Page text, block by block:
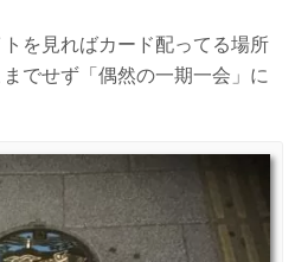
を見ればカード配ってる場所
でせず「偶然の一期一会」に